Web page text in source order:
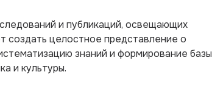
и публикаций, освещающих
создать целостное представление о
знаний и формирование базы
и культуры.